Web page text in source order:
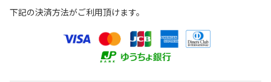
下記の決済方法がご利用頂けます。